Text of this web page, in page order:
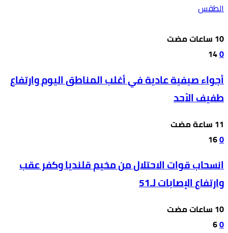
الطقس
0
14
أجواء صيفية عادية في أغلب المناطق اليوم وارتفاع
طفيف الأحد
0
16
انسحاب قوات الاحتلال من مخيم قلنديا وكفر عقب
وارتفاع الإصابات لـ51
0
6